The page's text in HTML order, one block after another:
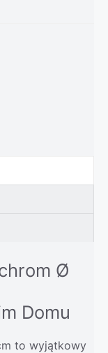
Ø
Domu
to wyjątkowy